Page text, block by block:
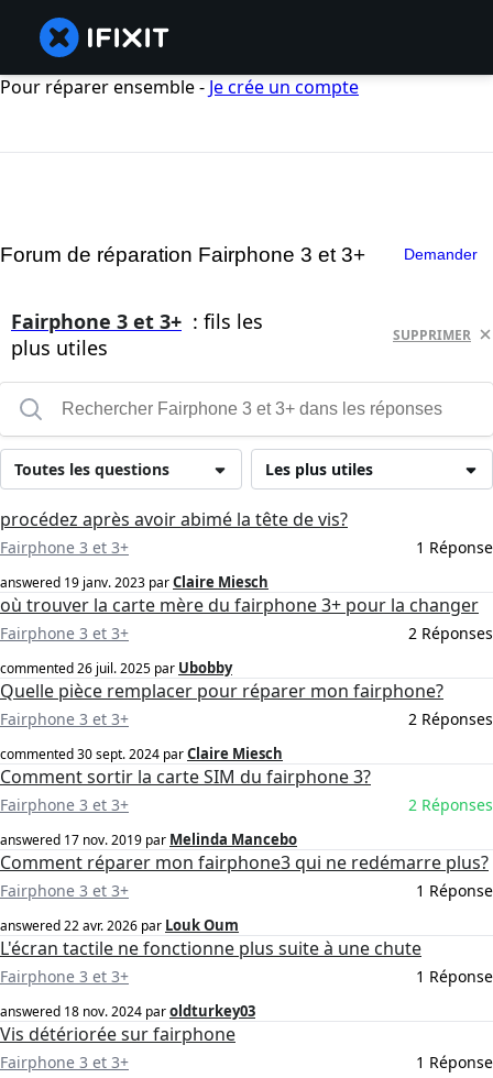
Pour réparer ensemble - Je crée un compte
Forum de réparation Fairphone 3 et 3+ Demander
Fairphone 3 et 3+ : fils les
plus utiles
SUPPRIMER
Les plus utiles
Toutes les questions
procédez après avoir abimé la tête de vis?
Fairphone 3 et 3+ 1 Réponse
answered 19 janv. 2023 parClaire Miesch
où trouver la carte mère du fairphone 3+ pour la changer
Fairphone 3 et 3+ 2 Réponses
commented26 juil. 2025 par Ubobby
Quelle pièce remplacer pour réparer mon fairphone?
Fairphone 3 et 3+ 2 Réponses
commented30 sept. 2024 parClaire Miesch
Comment sortir la carte SIM du fairphone 3?
Fairphone 3 et 3+ 2 Réponses
answered 17 nov. 2019 par Melinda Mancebo
Comment réparer mon fairphone3 qui ne redémarre plus?
Fairphone 3 et 3+ 1 Réponse
answered22 avr. 2026 par Louk Oum
L'écran tactile ne fonctionne plus suite à une chute
Fairphone 3 et 3+ 1 Réponse
answered 18 nov. 2024 paroldturkey03
Vis détériorée sur fairphone
Fairphone 3 et 3+ 1 Réponse